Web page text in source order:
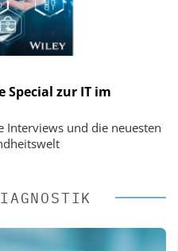
Special zur IT im
Interviews und die neuesten